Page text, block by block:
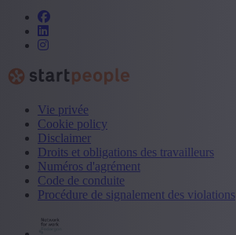
Vie privée
Cookie policy
Disclaimer
Droits et obligations des travailleurs
Numéros d'agrément
Code de conduite
Procédure de signalement des violations